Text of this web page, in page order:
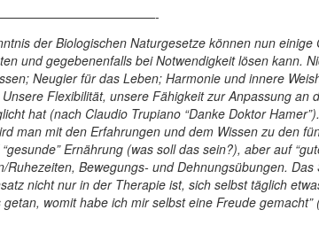
der Biologischen Naturgesetze können nun
und gegebenenfalls bei Notwendigkeit lösen kann.
Neugier für das Leben; Harmonie und innere
Flexibilität, unsere Fähigkeit zur Anpassung
hat (nach Claudio Trupiano “Danke Doktor Hamer”).
man mit den Erfahrungen und dem Wissen zu den
Ernährung (was soll das sein?), aber auf
Ruhezeiten, Bewegungs- und Dehnungsübungen.
nicht nur in der Therapie ist, sich selbst täglich
womit habe ich mir selbst eine Freude gemacht”